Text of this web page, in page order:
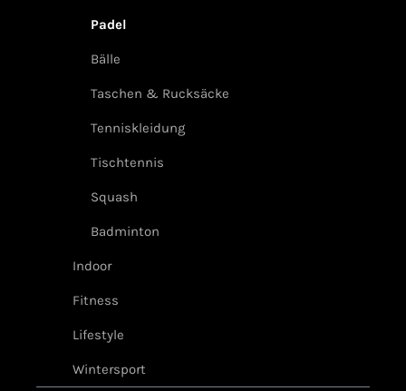
Padel
Bälle
Taschen & Rucksäcke
Tenniskleidung
Tischtennis
Squash
Badminton
Indoor
Fitness
Lifestyle
Wintersport